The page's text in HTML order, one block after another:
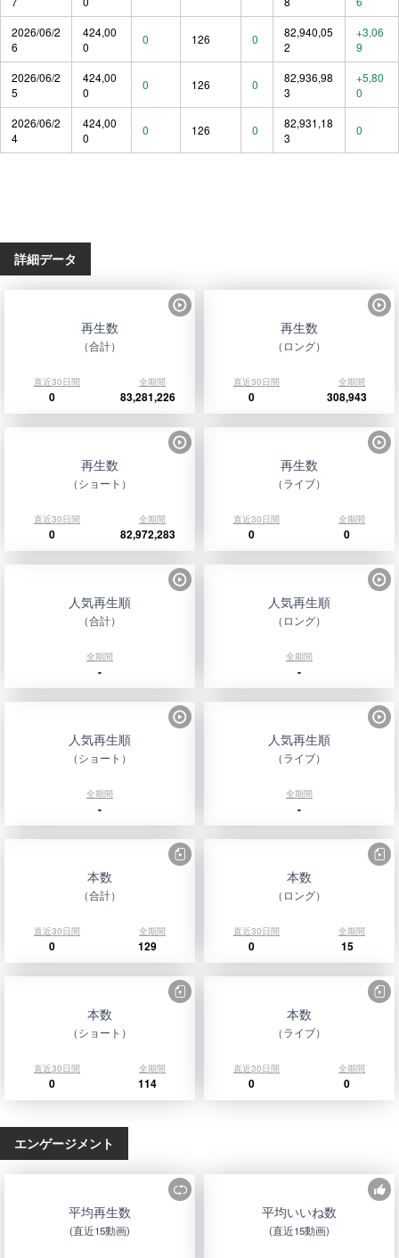
2026/06/2
6
424,00
0
0 126 0
82,940,05
2
+3,06
9
2026/06/2
5
424,00
0
0 126 0
82,936,98
3
+5,80
0
2026/06/2
4
424,00
0
0 126 0
82,931,18
3
0
詳細データ
再生数
（合計）
直近30日間 全期間
0 83,281,226
再生数
（ロング）
直近30日間 全期間
0 308,943
再生数
（ショート）
直近30日間 全期間
0 82,972,283
再生数
（ライブ）
直近30日間 全期間
0 0
人気再生順
（合計）
全期間
-
人気再生順
（ロング）
全期間
-
人気再生順
（ショート）
全期間
-
人気再生順
（ライブ）
全期間
-
本数
（合計）
直近30日間 全期間
0 129
本数
（ロング）
直近30日間 全期間
0 15
本数
（ショート）
直近30日間 全期間
0 114
本数
（ライブ）
直近30日間 全期間
0 0
エンゲージメント
平均再生数
(直近15動画)
平均いいね数
(直近15動画)